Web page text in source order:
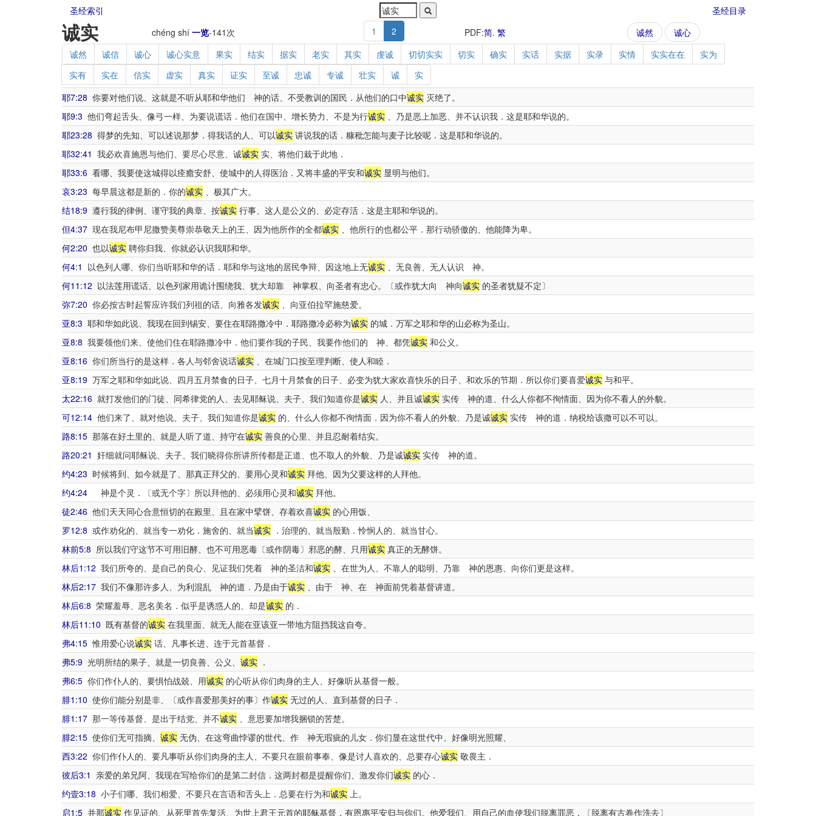
圣经索引 圣经目录
诚实 chéng shí 一览-141 次 1 2 PDF:简. 繁 诚然
诚心
诚然
诚信 诚心 诚心实意 果实 结实 据实 老实 其实 虔诚 切切实实 切实 确实 实话 实据 实录 实情 实实在在
实为
实有
实在 信实 虚实 真实 证实 至诚 忠诚 专诚 壮实 诚
实
耶7:28 你要对他们说、这就是不听从耶和华他们 神的话、不受教训的国民．从他们的口中诚实 灭绝了。
耶9:3 他们弯起舌头、像弓一样、为要说谎话．他们在国中、增长势力、不是为行诚实 、乃是恶上加恶、并不认识我．这是耶和华说的。
耶23:28 得梦的先知、可以述说那梦．得我话的人、可以诚实 讲说我的话．糠秕怎能与麦子比较呢．这是耶和华说的。
耶32:41 我必欢喜施恩与他们、要尽心尽意、诚诚实 实、将他们栽于此地．
耶33:6 看哪、我要使这城得以痊癒安舒、使城中的人得医治．又将丰盛的平安和诚实 显明与他们。
哀3:23 每早晨这都是新的．你的诚实 、极其广大。
结18:9 遵行我的律例、谨守我的典章、按诚实 行事、这人是公义的、必定存活．这是主耶和华说的。
但4:37 现在我尼布甲尼撒赞美尊崇恭敬天上的王、因为他所作的全都诚实 、他所行的也都公平．那行动骄傲的、他能降为卑。
何2:20 也以诚实 聘你归我、你就必认识我耶和华。
何4:1 以色列人哪、你们当听耶和华的话．耶和华与这地的居民争辩、因这地上无诚实 、无良善、无人认识 神。
何11:12 以法莲用谎话、以色列家用诡计围绕我、犹大却靠 神掌权、向圣者有忠心。〔或作犹大向 神向诚实 的圣者犹疑不定〕
弥7:20 你必按古时起誓应许我们列祖的话、向雅各发诚实 、向亚伯拉罕施慈爱。
亚8:3 耶和华如此说、我现在回到锡安、要住在耶路撒冷中．耶路撒冷必称为诚实 的城．万军之耶和华的山必称为圣山。
亚8:8 我要领他们来、使他们住在耶路撒冷中．他们要作我的子民、我要作他们的 神、都凭诚实 和公义。
亚8:16 你们所当行的是这样．各人与邻舍说话诚实 、在城门口按至理判断、使人和睦．
亚8:19 万军之耶和华如此说、四月五月禁食的日子、七月十月禁食的日子、必变为犹大家欢喜快乐的日子、和欢乐的节期．所以你们要喜爱诚实 与和平。
太22:16 就打发他们的门徒、同希律党的人、去见耶稣说、夫子、我们知道你是诚实 人、并且诚诚实 实传 神的道、什么人你都不徇情面、因为你不看人的外貌。
可12:14 他们来了、就对他说、夫子、我们知道你是诚实 的、什么人你都不徇情面．因为你不看人的外貌、乃是诚诚实 实传 神的道．纳税给该撒可以不可以。
路8:15 那落在好土里的、就是人听了道、持守在诚实 善良的心里、并且忍耐着结实。
路20:21 奸细就问耶稣说、夫子、我们晓得你所讲所传都是正道、也不取人的外貌、乃是诚诚实 实传 神的道。
约4:23 时候将到、如今就是了、那真正拜父的、要用心灵和诚实 拜他、因为父要这样的人拜他。
约4:24 神是个灵．〔或无个字〕所以拜他的、必须用心灵和诚实 拜他。
徒2:46 他们天天同心合意恒切的在殿里、且在家中擘饼、存着欢喜诚实 的心用饭、
罗12:8 或作劝化的、就当专一劝化．施舍的、就当诚实 ．治理的、就当殷勤．怜悯人的、就当甘心。
林前5:8 所以我们守这节不可用旧酵、也不可用恶毒〔或作阴毒〕邪恶的酵、只用诚实 真正的无酵饼。
林后1:12 我们所夸的、是自己的良心、见证我们凭着 神的圣洁和诚实 、在世为人、不靠人的聪明、乃靠 神的恩惠、向你们更是这样。
林后2:17 我们不像那许多人、为利混乱 神的道．乃是由于诚实 、由于 神、在 神面前凭着基督讲道。
林后6:8 荣耀羞辱、恶名美名．似乎是诱惑人的、却是诚实 的．
林后11:10 既有基督的诚实 在我里面、就无人能在亚该亚一带地方阻挡我这自夸。
弗4:15 惟用爱心说诚实 话、凡事长进、连于元首基督．
弗5:9 光明所结的果子、就是一切良善、公义、 诚实 ．
弗6:5 你们作仆人的、要惧怕战兢、用诚实 的心听从你们肉身的主人、好像听从基督一般。
腓1:10 使你们能分别是非、〔或作喜爱那美好的事〕作诚实 无过的人、直到基督的日子．
腓1:17 那一等传基督、是出于结党、并不诚实 、意思要加增我捆锁的苦楚。
腓2:15 使你们无可指摘、 诚实 无伪、在这弯曲悖谬的世代、作 神无瑕疵的儿女．你们显在这世代中、好像明光照耀、
西3:22 你们作仆人的、要凡事听从你们肉身的主人、不要只在眼前事奉、像是讨人喜欢的、总要存心诚实 敬畏主．
彼后3:1 亲爱的弟兄阿、我现在写给你们的是第二封信．这两封都是提醒你们、激发你们诚实 的心．
约壹3:18 小子们哪、我们相爱、不要只在言语和舌头上．总要在行为和诚实 上。
启1:5 并那诚实 作见证的、从死里首先复活、为世上君王元首的耶稣基督．有恩惠平安归与你们。他爱我们、用自己的血使我们脱离罪恶．〔脱离有古卷作洗去〕